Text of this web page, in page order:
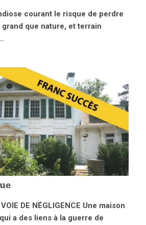
courant le risque de perdre
que nature, et terrain
DE NÉGLIGENCE Une maison
a des liens à la guerre de